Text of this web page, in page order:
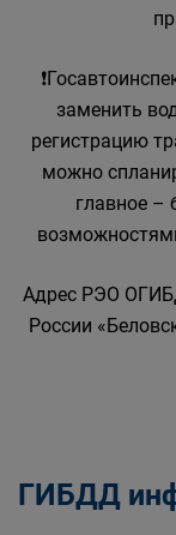
заменить
регистрацию
можно
главное –
Адрес РЭО
России
ГИБДД